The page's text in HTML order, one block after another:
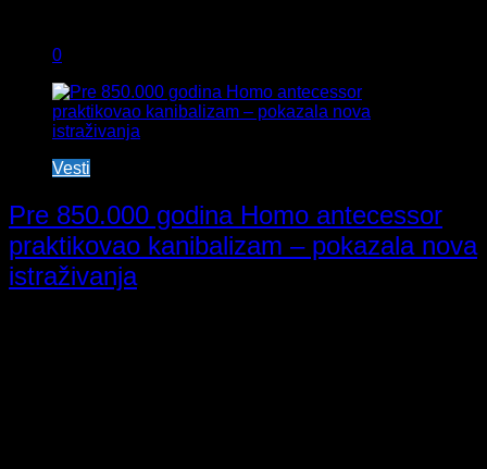
0
Vesti
Pre 850.000 godina Homo antecessor
praktikovao kanibalizam – pokazala nova
istraživanja